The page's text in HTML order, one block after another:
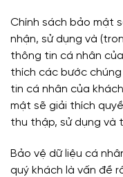
Chính sách bảo mật
nhận, sử dụng và
thông tin cá nhân
thích các bước
tin cá nhân của
mật sẽ giải thích
thu thập, sử dụng và
Bảo vệ dữ liệu cá
quý khách là vấn đề